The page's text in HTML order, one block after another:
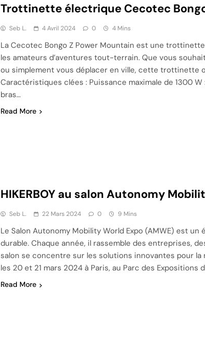
Trottinette électrique Cecotec
Seb L. 4 Avril 2024 0 4 Mins
La Cecotec Bongo Z Power Mountain est une
les amateurs d’aventures tout-terrain. Que vous
ou simplement vous déplacer en ville, cette trottinette
Caractéristiques clées : Puissance maximale de 1300
bras…
Read More
HIKERBOY au salon Autonomy
Seb L. 22 Mars 2024 0 9 Mins
Le Salon Autonomy Mobility World Expo (AMWE) est
durable. Chaque année, il rassemble des entreprises,
salon se concentre sur les solutions innovantes pour la
les 20 et 21 mars 2024 à Paris, au Parc des
Read More